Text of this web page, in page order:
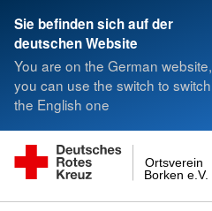
Sie befinden sich auf der
deutschen Website
You are on the German website,
you can use the switch to
the English one
Borken e.V.
Ortsverein